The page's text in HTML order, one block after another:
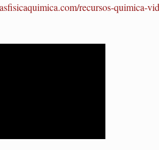
recursos-quimica-